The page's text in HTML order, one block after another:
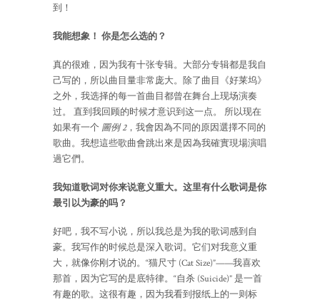
到！
我能想象！ 你是怎么选的？
真的很难，因为我有十张专辑。大部分专辑都是我自
己写的，所以曲目量非常庞大。除了曲目《好莱坞》
之外，我选择的每一首曲目都曾在舞台上现场演奏
过。 直到我回顾的时候才意识到这一点。 所以现在
如果有一个 圖例 2，我會因為不同的原因選擇不同的
歌曲。我想這些歌曲會跳出來是因為我確實現場演唱
過它們。
我知道歌词对你来说意义重大。这里有什么歌词是你
最引以为豪的吗？
好吧，我不写小说，所以我总是为我的歌词感到自
豪。我写作的时候总是深入歌词。它们对我意义重
大，就像你刚才说的。“猫尺寸 (Cat Size)”——我喜欢
那首，因为它写的是底特律。“自杀 (Suicide)” 是一首
有趣的歌。这很有趣，因为我看到报纸上的一则标